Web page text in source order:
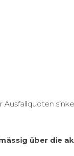
über die